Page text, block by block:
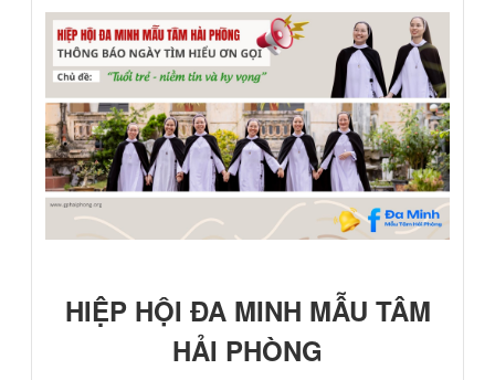
HIỆP HỘI ĐA MINH MẪU TÂM
HẢI PHÒNG